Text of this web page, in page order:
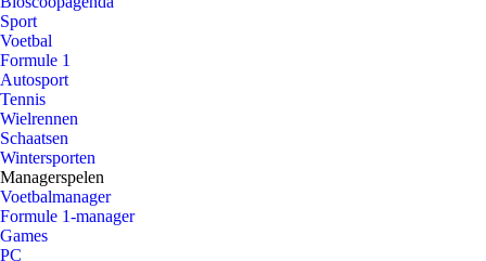
Sport
Voetbal
Formule 1
Autosport
Tennis
Wielrennen
Schaatsen
Wintersporten
Managerspelen
Voetbalmanager
Formule 1-manager
Games
PC